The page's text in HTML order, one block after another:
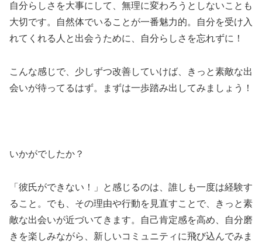
自分らしさを大事にして、無理に変わろうとしないことも
大切です。自然体でいることが一番魅力的。自分を受け入
れてくれる人と出会うために、自分らしさを忘れずに！
こんな感じで、少しずつ改善していけば、きっと素敵な出
会いが待ってるはず。まずは一歩踏み出してみましょう！
いかがでしたか？
「彼氏ができない！」と感じるのは、誰しも一度は経験す
ること。でも、その理由や行動を見直すことで、きっと素
敵な出会いが近づいてきます。自己肯定感を高め、自分磨
きを楽しみながら、新しいコミュニティに飛び込んでみま